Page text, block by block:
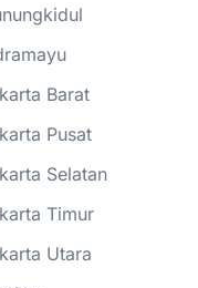
Barat
Pusat
Selatan
Timur
Utara